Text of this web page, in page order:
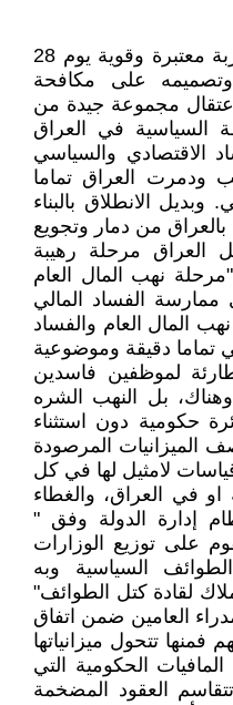
تشير خطوة الزيدي بتوجيهه ضربة معتبرة وقوية يوم 28
على مكافحة
مجموعة جيدة من
السياسية في العراق
الاقتصادي والسياسي
العراق تماما
الانطلاق بالبناء
من دمار وتجويع
مرحلة رهيبة
نهب المال العام
ممارسة الفساد المالي
المال العام والفساد
تماما دقيقة وموضوعية
لموظفين فاسدين
بل النهب الشره
حكومية دون استثناء
الميزانيات المرصودة
لامثيل لها في كل
في العراق، والغطاء
إدارة الدولة وفق "
على توزيع الوزارات
السياسية وبه
لقادة كتل الطوائف"
العامين ضمن اتفاق
فمنها تتحول ميزانياتها
الحكومية التي
العقود المضخمة